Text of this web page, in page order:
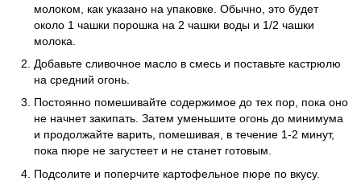
молоком, как указано на упаковке. Обычно, это будет
около 1 чашки порошка на 2 чашки воды и 1/2 чашки
молока.
Добавьте сливочное масло в смесь и поставьте кастрюлю
на средний огонь.
Постоянно помешивайте содержимое до тех пор, пока оно
не начнет закипать. Затем уменьшите огонь до минимума
и продолжайте варить, помешивая, в течение 1-2 минут,
пока пюре не загустеет и не станет готовым.
Подсолите и поперчите картофельное пюре по вкусу.